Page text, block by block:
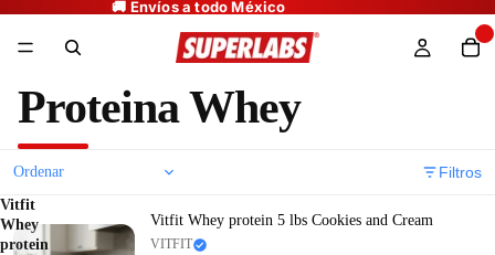
Proteina Whey
Filtros
Vitfit
Whey
protein
Vitfit Whey protein 5 lbs Cookies and Cream
VITFIT